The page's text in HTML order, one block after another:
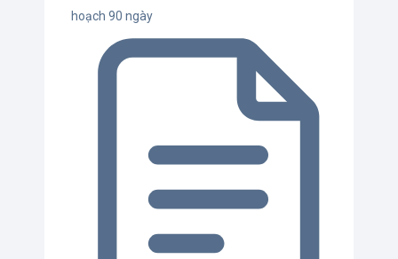
hoạch 90 ngày